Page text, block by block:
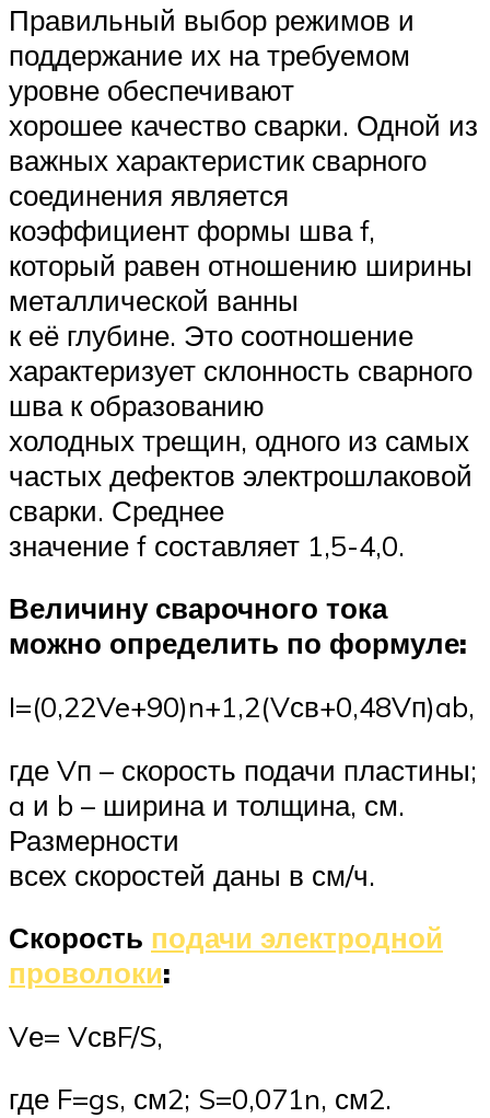
Правильный выбор режимов и
поддержание их на требуемом
уровне обеспечивают
хорошее качество сварки. Одной из
важных характеристик сварного
соединения является
коэффициент формы шва f,
который равен отношению ширины
металлической ванны
к её глубине. Это соотношение
характеризует склонность сварного
шва к образованию
холодных трещин, одного из самых
частых дефектов электрошлаковой
сварки. Среднее
значение f составляет 1,5-4,0.
Величину сварочного тока
можно определить по формуле:
I=(0,22Ve+90)n+1,2(Vсв+0,48Vп)ab,
где Vп – скорость подачи пластины;
a и b – ширина и толщина, см.
Размерности
всех скоростей даны в см/ч.
Скорость подачи электродной
проволоки:
Vе= VсвF/S,
где F=gs, см2; S=0,071n, см2.